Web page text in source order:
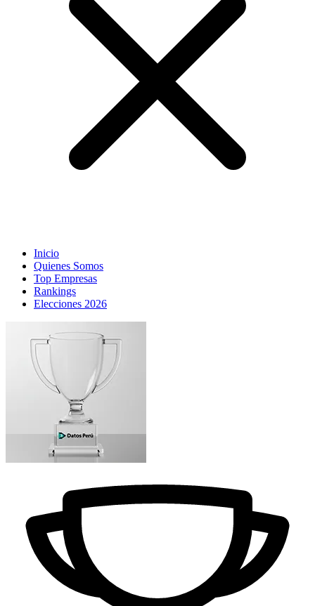
Inicio
Quienes Somos
Top Empresas
Rankings
Elecciones 2026